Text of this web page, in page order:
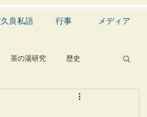
良私語 行事 メディア
茶の湯研究 歴史
食文化